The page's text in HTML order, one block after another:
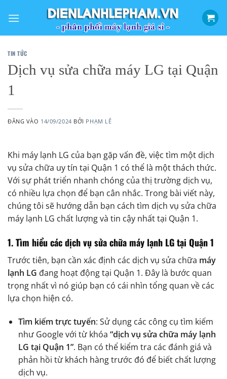
qua
TIN TỨC
Dịch vụ sửa chữa máy LG tại Quận
1
ĐĂNG VÀO 14/09/2024 BỞI PHẠM LÊ
Khi máy lạnh LG của bạn gặp vấn đề, việc tìm một dịch
vụ sửa chữa uy tín tại Quận 1 có thể là một thách thức.
Với sự phát triển nhanh chóng của thị trường dịch vụ,
có nhiều lựa chọn để bạn cân nhắc. Trong bài viết này,
chúng tôi sẽ hướng dẫn bạn cách tìm dịch vụ sửa chữa
máy lạnh LG chất lượng và tin cậy nhất tại Quận 1.
1.Tìm hiểu các dịch vụ sửa chữa máy lạnh LG tại Quận 1
Trước tiên, bạn cần xác định các dịch vụ sửa chữa máy
lạnh LG đang hoạt động tại Quận 1. Đây là bước quan
trọng nhất vì nó giúp bạn có cái nhìn tổng quan về các
lựa chọn hiện có.
Tìm kiếm trực tuyến: Sử dụng các công cụ tìm kiếm
như Google với từ khóa “dịch vụ sửa chữa máy lạnh
LG tại Quận 1”. Bạn có thể kiểm tra các đánh giá và
phản hồi từ khách hàng trước đó để biết chất lượng
dịch vụ.